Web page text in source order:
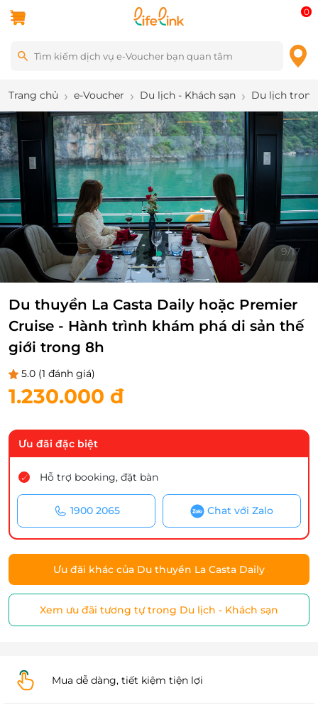
0
Trang chủ e-Voucher Du lịch - Khách sạn Du lịch
9/17
Du thuyền La Casta Daily hoặc Premier
Cruise - Hành trình khám phá di sản thế
giới trong 8h
5.0 (1 đánh giá)
1.230.000 đ
Ưu đãi đặc biệt
Hỗ trợ booking, đặt bàn
1900 2065 Chat với Zalo
Ưu đãi khác của Du thuyền La Casta Daily
Xem ưu đãi tương tự trong Du lịch - Khách sạn
Mua dễ dàng, tiết kiệm tiện lợi